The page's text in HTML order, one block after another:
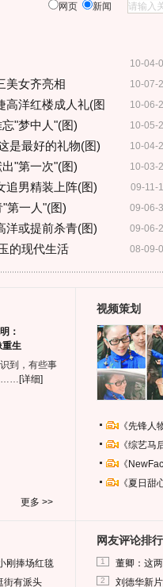
网页 新闻
10-04-
10-07-
美女齐亮相
10-06-
高洋红楼成人礼(图
10-05-
"梦中人"(图)
10-04-
是最好的礼物(图)
10-03-
"第一次"(图)
09-11-
追男精装上阵(图)
09-06-
第一人"(图)
09-06-
洋或提前杀青(图)
08-09-
的现代生活
：
重生
到，有些事
…… [详细]
更多 >>
视频策划
《先锋
《综艺
《
《夏日
刚捧场红毯
街有派头
网友评论排行
1 董卿：这
2 刘德华新